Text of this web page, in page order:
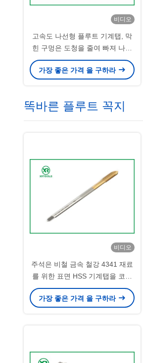
비디오
고속도 나선형 플루트 기계탭, 막
힌 구멍은 도청을 줄여 빠져 나아
갑니다
가장 좋은 가격 을 구하라
똑바른 플루트 꼭지
비디오
주석은 비철 금속 철강 4341 재료
를 위한 표면 HSS 기계탭을 코팅
했습니다
가장 좋은 가격 을 구하라